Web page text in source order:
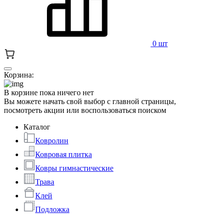
0 шт
Корзина:
В корзине пока ничего нет
Вы можете начать свой выбор с главной страницы,
посмотреть акции или воспользоваться поиском
Каталог
Ковролин
Ковровая плитка
Ковры гимнастические
Трава
Клей
Подложка